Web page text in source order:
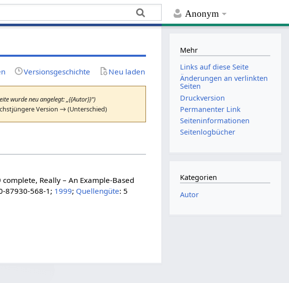
Anonym
Versionsgeschichte Neu laden
wurde neu angelegt: „{{Autor}}“)
Version → (Unterschied)
complete, Really – An Example-Based
87930-568-1; 1999; Quellengüte: 5
Mehr
Links auf diese Seite
Änderungen an verlinkten
Seiten
Druckversion
Permanenter Link
Seiten­­informationen
Seitenlogbücher
Kategorien
Autor